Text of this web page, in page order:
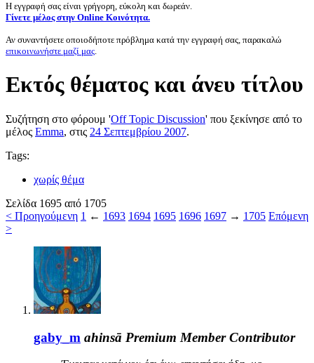
Η εγγραφή σας είναι γρήγορη, εύκολη και δωρεάν.
Γίνετε μέλος στην Online Κοινότητα.
Αν συναντήσετε οποιοδήποτε πρόβλημα κατά την εγγραφή σας, παρακαλώ
επικοινωνήστε μαζί μας.
Eκτός θέματος και άνευ τίτλου
Συζήτηση στο φόρουμ 'Off Topic Discussion' που ξεκίνησε από το
μέλος Emma, στις 24 Σεπτεμβρίου 2007.
Tags:
χωρίς θέμα
Σελίδα 1695 από 1705
< Προηγούμενη 1 ← 1693 1694 1695 1696 1697 → 1705 Επόμενη
>
gaby_m ahinsā Premium Member Contributor